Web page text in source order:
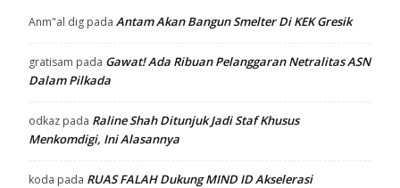
Anm"al dig pada Antam Akan Bangun Smelter Di KEK Gresik
gratisam pada Gawat! Ada Ribuan Pelanggaran Netralitas ASN
Dalam Pilkada
odkaz pada Raline Shah Ditunjuk Jadi Staf Khusus
Menkomdigi, Ini Alasannya
koda pada RUAS FALAH Dukung MIND ID Akselerasi